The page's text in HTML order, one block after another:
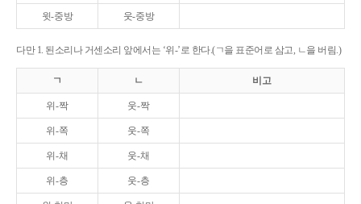
윗-중방 웃-중방
다만 1. 된소리나 거센소리 앞에서는 ‘위-’로 한다.(ㄱ을 표준어로 삼고, ㄴ을 버림.)
ㄱ ㄴ 비고
위-짝 웃-짝
위-쪽 웃-쪽
위-채 웃-채
위-층 웃-층